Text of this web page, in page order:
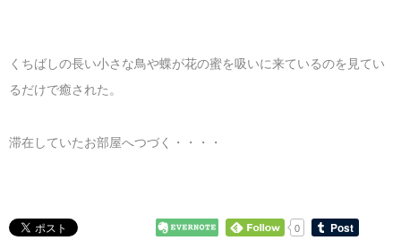
くちばしの長い小さな鳥や蝶が花の蜜を吸いに来ているのを見てい
るだけで癒された。
滞在していたお部屋へつづく・・・・
0